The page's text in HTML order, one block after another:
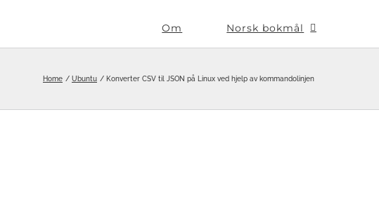
Om Norsk bokmål
Home Ubuntu Konverter CSV til JSON på Linux ved hjelp av kommandolinjen